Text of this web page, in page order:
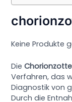
Keine Produkte
Die
Verfahren, das
Diagnostik von
Durch die